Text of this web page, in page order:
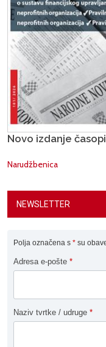
Novo izdanje
Narudžbenica
NEWSLETTER
Polja označena s * su
Adresa e-pošte *
Naziv tvrtke / udruge *